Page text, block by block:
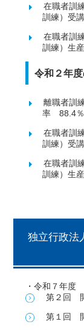
在職者訓
訓練）受
在職者訓
訓練）生
令和２年
離職者訓
率 88.4％
在職者訓
訓練）受
在職者訓
訓練）生
独立行政法
・令和７年度
第２回
第１回